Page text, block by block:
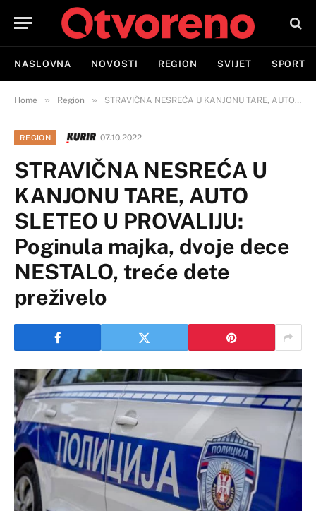
NASLOVNA NOVOSTI REGION SVIJET SPORT
Home » Region » STRAVIČNA NESREĆA U KANJONU TARE, AUTO SLETEO U PROVALIJU: Poginula majka, dvoje dece NESTALO, treće dete preživelo
REGION 07.10.2022
STRAVIČNA NESREĆA U
KANJONU TARE, AUTO
SLETEO U PROVALIJU:
Poginula majka, dvoje dece
NESTALO, treće dete
preživelo